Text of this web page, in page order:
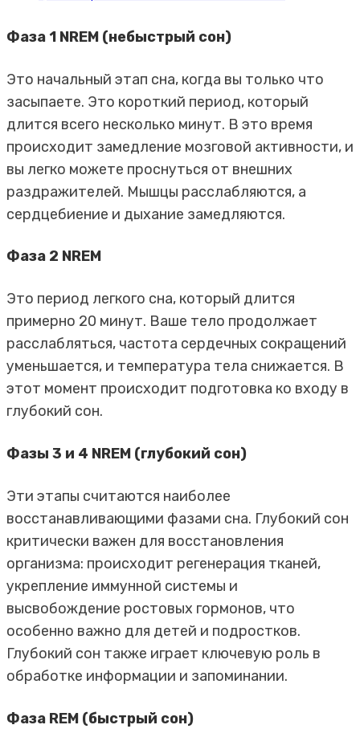
Фаза 1 NREM (небыстрый сон)
Это начальный этап сна, когда вы только что
засыпаете. Это короткий период, который
длится всего несколько минут. В это время
происходит замедление мозговой активности, и
вы легко можете проснуться от внешних
раздражителей. Мышцы расслабляются, а
сердцебиение и дыхание замедляются.
Фаза 2 NREM
Это период легкого сна, который длится
примерно 20 минут. Ваше тело продолжает
расслабляться, частота сердечных сокращений
уменьшается, и температура тела снижается. В
этот момент происходит подготовка ко входу в
глубокий сон.
Фазы 3 и 4 NREM (глубокий сон)
Эти этапы считаются наиболее
восстанавливающими фазами сна. Глубокий сон
критически важен для восстановления
организма: происходит регенерация тканей,
укрепление иммунной системы и
высвобождение ростовых гормонов, что
особенно важно для детей и подростков.
Глубокий сон также играет ключевую роль в
обработке информации и запоминании.
Фаза REM (быстрый сон)